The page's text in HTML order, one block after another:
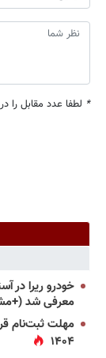
* لطفا عدد مقابل را
خودرو ریرا در
معرفی شد
مهلت ثبت‌نام
۱۴۰۴